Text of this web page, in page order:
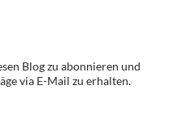
Blog zu abonnieren und
via E-Mail zu erhalten.